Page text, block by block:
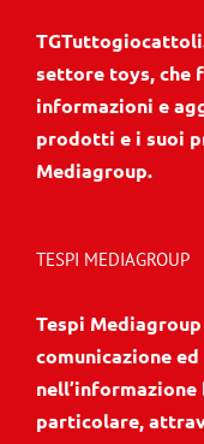
settore toys, che
informazioni e
prodotti e i suoi
Mediagroup.
TESPI MEDIAGROUP
Tespi
comunicazione
particolare,